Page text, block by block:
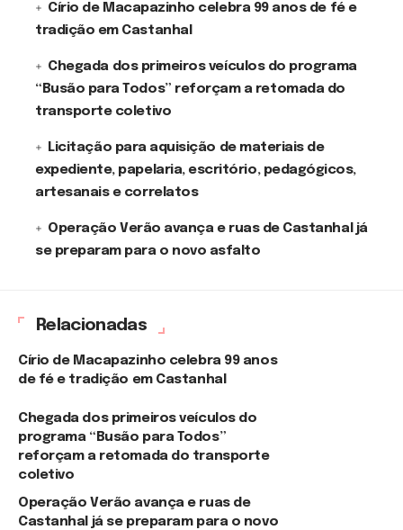
Círio de Macapazinho celebra 99 anos de fé e
tradição em Castanhal
Chegada dos primeiros veículos do programa
“Busão para Todos” reforçam a retomada do
transporte coletivo
Licitação para aquisição de materiais de
expediente, papelaria, escritório, pedagógicos,
artesanais e correlatos
Operação Verão avança e ruas de Castanhal já
se preparam para o novo asfalto
Relacionadas
Círio de Macapazinho celebra 99 anos
de fé e tradição em Castanhal
Chegada dos primeiros veículos do
programa “Busão para Todos”
reforçam a retomada do transporte
coletivo
Operação Verão avança e ruas de
Castanhal já se preparam para o novo